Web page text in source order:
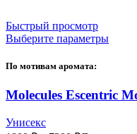
Быстрый просмотр
Выберите параметры
По мотивам аромата:
Molecules Escentric
Унисекс